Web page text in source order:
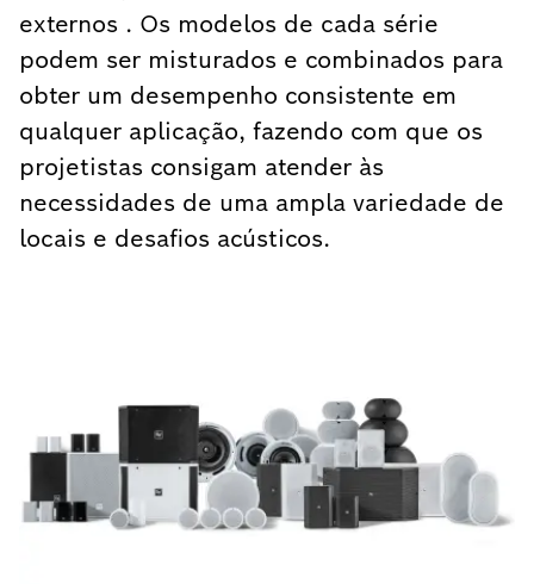
externos . Os modelos de cada série
podem ser misturados e combinados para
obter um desempenho consistente em
qualquer aplicação, fazendo com que os
projetistas consigam atender às
necessidades de uma ampla variedade de
locais e desafios acústicos.